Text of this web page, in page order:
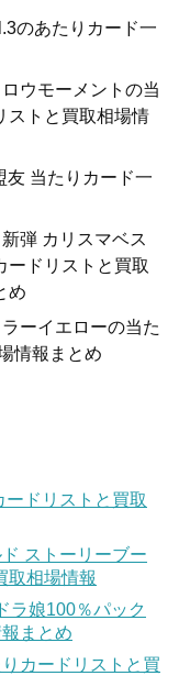
のあたりカード一
ウモーメントの当
ストと買取相場情
友 当たりカード一
弾 カリスマベス
ードリストと買取
め
ーイエローの当た
情報まとめ
ドリストと買取
ストーリーブー
取相場情報
ラ娘100％パック
まとめ
カードリストと買